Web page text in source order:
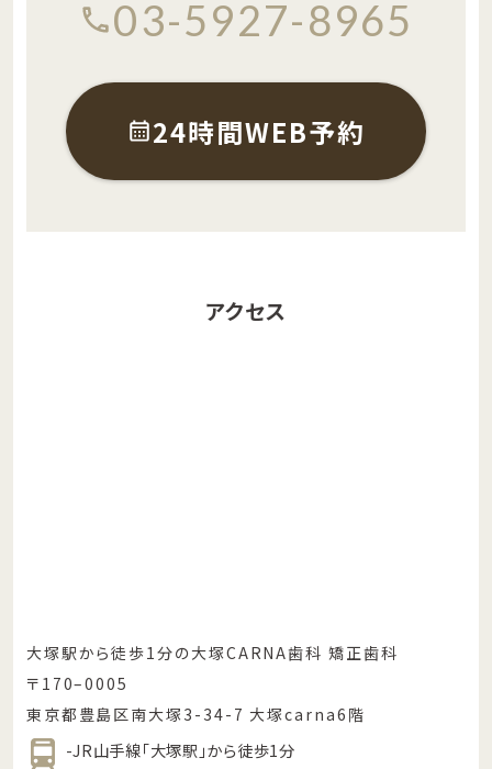
03-5927-8965
24時間WEB予約
アクセス
大塚駅から徒歩1分の大塚CARNA歯科 矯正歯科
〒170–0005
東京都豊島区南大塚3-34-7 大塚carna6階
-JR山手線「大塚駅」から徒歩1分